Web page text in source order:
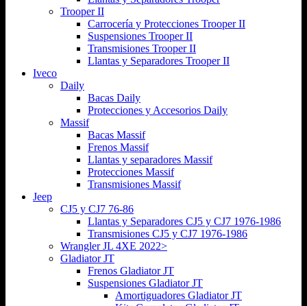
Trooper II
Carrocería y Protecciones Trooper II
Suspensiones Trooper II
Transmisiones Trooper II
Llantas y Separadores Trooper II
Iveco
Daily
Bacas Daily
Protecciones y Accesorios Daily
Massif
Bacas Massif
Frenos Massif
Llantas y separadores Massif
Protecciones Massif
Transmisiones Massif
Jeep
CJ5 y CJ7 76-86
Llantas y Separadores CJ5 y CJ7 1976-1986
Transmisiones CJ5 y CJ7 1976-1986
Wrangler JL 4XE 2022>
Gladiator JT
Frenos Gladiator JT
Suspensiones Gladiator JT
Amortiguadores Gladiator JT